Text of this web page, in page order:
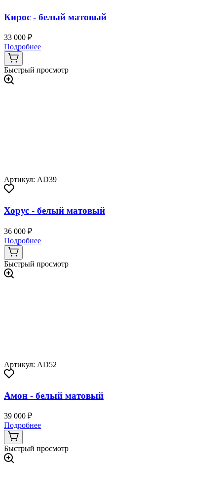
Кирос - белый матовый
33 000 ₽
Подробнее
Быстрый просмотр
Артикул: AD39
Хорус - белый матовый
36 000 ₽
Подробнее
Быстрый просмотр
Артикул: AD52
Амон - белый матовый
39 000 ₽
Подробнее
Быстрый просмотр